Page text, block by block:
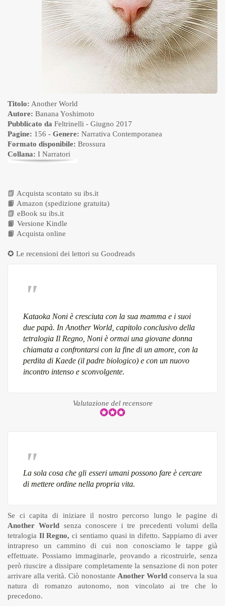
Titolo: Another World
Autore: Banana Yoshimoto
Pubblicato da Feltrinelli - Giugno 2017
Pagine: 156 - Genere: Narrativa Contemporanea
Formato disponibile: Brossura
Collana: I Narratori
📗 Acquista scontato su ibs.it
📙 Amazon (spedizione gratuita)
📗 eBook su ibs.it
📙 Versione Kindle
📙 Acquista online
✪ Le recensioni dei lettori su Goodreads
Kataoka Noni è cresciuta con la sua mamma e i suoi
due papà. In Another World, capitolo conclusivo della
tetralogia Il Regno, Noni è ormai una giovane donna
chiamata a confrontarsi con la fine di un amore, con la
perdita di Kaede (il padre biologico) e con un nuovo
incontro intenso e sconvolgente.
Valutazione del recensore
La sola cosa che gli esseri umani possono fare è cercare
di mettere ordine nella propria vita.
Se ci capita di iniziare il nostro percorso lungo le pagine di
Another World senza conoscere i tre precedenti volumi della
tetralogia Il Regno, ci sentiamo quasi in difetto. Sappiamo di aver
intrapreso un cammino di cui non conosciamo le tappe già
effettuate. Possiamo immaginarle, provando a ricostruirle, senza
però riuscire a dissipare completamente la sensazione di non poter
arrivare alla verità. Ciò nonostante Another World conserva la sua
natura di romanzo autonomo, non vincolato ai tre che lo
precedono.